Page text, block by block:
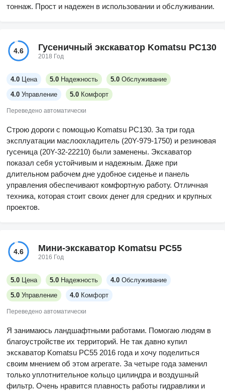
тоннаж. Прост и надежен в использовании и обслуживании.
4.6 Гусеничный экскаватор Komatsu PC130
2018 Год
4.0 Цена 5.0 Надежность 5.0 Обслуживание
4.0 Управление 5.0 Комфорт
Переведено автоматически
Строю дороги с помощью Komatsu PC130. За три года
эксплуатации маслоохладитель (20Y-979-1750) и резиновая
гусеница (20Y-32-22210) были заменены. Экскаватор
показал себя устойчивым и надежным. Даже при
длительном рабочем дне удобное сиденье и панель
управления обеспечивают комфортную работу. Отличная
техника, которая стоит своих денег для средних и крупных
проектов.
4.6 Мини-экскаватор Komatsu PC55
2016 Год
5.0 Цена 5.0 Надежность 4.0 Обслуживание
5.0 Управление 4.0 Комфорт
Переведено автоматически
Я занимаюсь ландшафтными работами. Помогаю людям в
благоустройстве их территорий. Не так давно купил
экскаватор Komatsu PC55 2016 года и хочу поделиться
своим мнением об этом агрегате. За четыре года заменил
только уплотнительное кольцо цилиндра и воздушный
фильтр. Очень нравится плавность работы гидравлики и